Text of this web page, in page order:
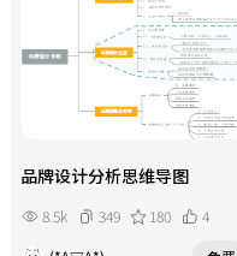
品牌设计分析思维导图
8.5k 349 180
4